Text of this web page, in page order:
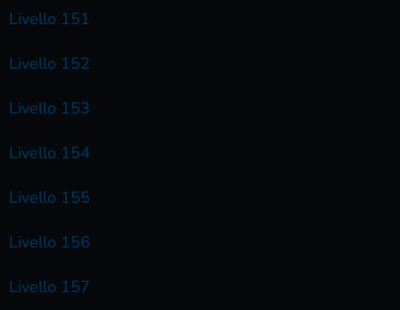
Livello 151
Livello 152
Livello 153
Livello 154
Livello 155
Livello 156
Livello 157